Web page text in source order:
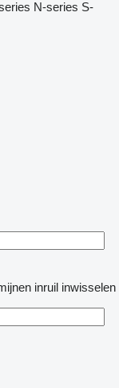
N-series S-
inruil inwisselen